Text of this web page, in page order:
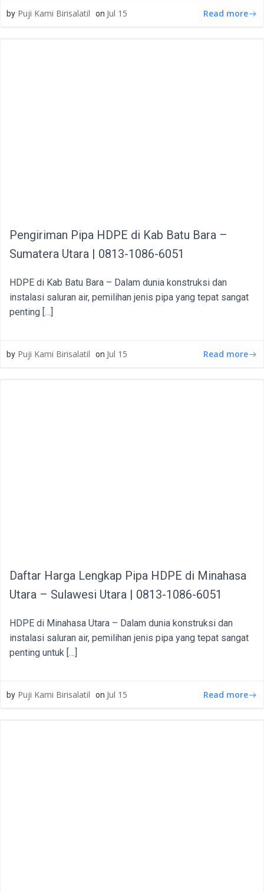
by Puji Kami Birisalatil on Jul 15 Read more
Pengiriman Pipa HDPE di Kab Batu Bara –
Sumatera Utara | 0813-1086-6051
HDPE di Kab Batu Bara – Dalam dunia konstruksi dan
instalasi saluran air, pemilihan jenis pipa yang tepat sangat
penting […]
by Puji Kami Birisalatil on Jul 15 Read more
Daftar Harga Lengkap Pipa HDPE di Minahasa
Utara – Sulawesi Utara | 0813-1086-6051
HDPE di Minahasa Utara – Dalam dunia konstruksi dan
instalasi saluran air, pemilihan jenis pipa yang tepat sangat
penting untuk […]
by Puji Kami Birisalatil on Jul 15 Read more